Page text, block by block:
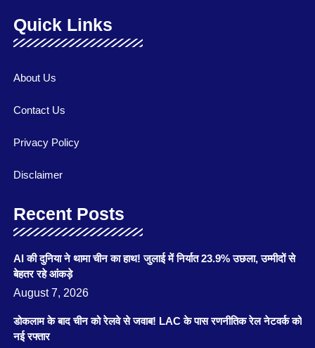
Quick Links
About Us
Contact Us
Privacy Policy
Disclaimer
Recent Posts
AI की दुनिया ने थामा चीन का हाथ! जुलाई में निर्यात 23.9% उछला, उम्मीदों से
बेहतर रहे आंकड़े
August 7, 2026
डोकलाम के बाद चीन को रेलवे से जवाब! LAC के पास रणनीतिक रेल नेटवर्क को
नई रफ्तार